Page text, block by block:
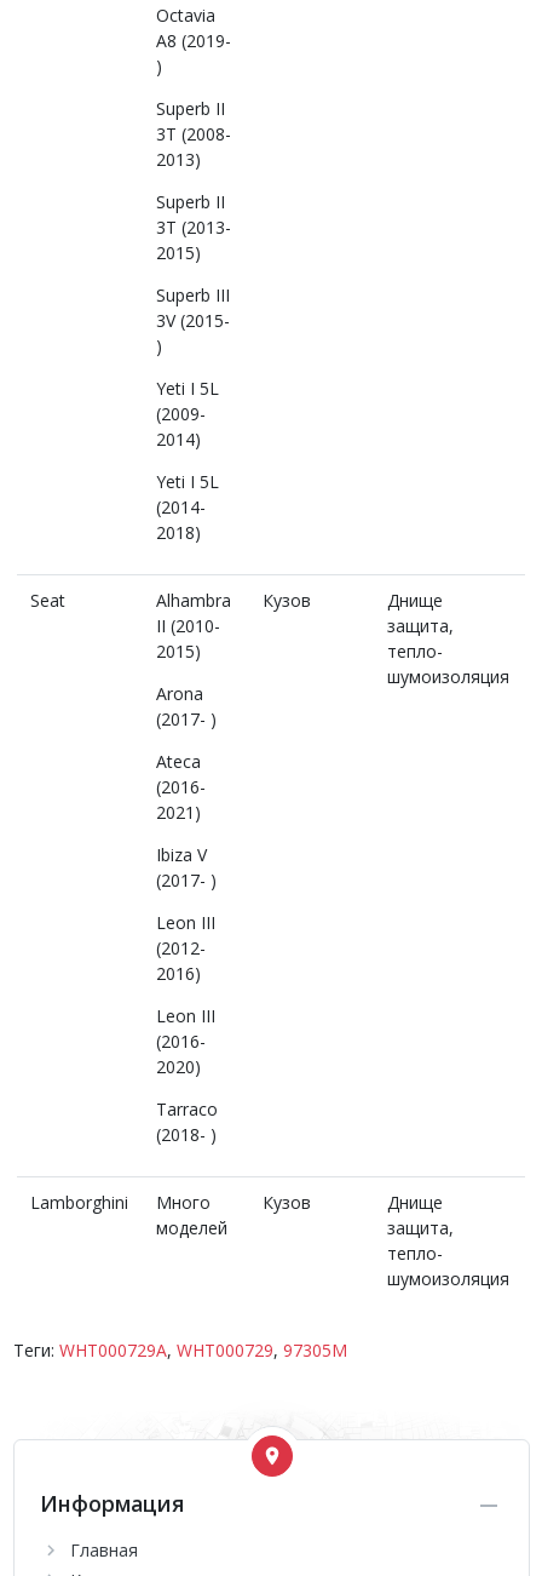
Octavia
A8 (2019-
)
Superb II
3T (2008-
2013)
Superb II
3T (2013-
2015)
Superb III
3V (2015-
)
Yeti I 5L
(2009-
2014)
Yeti I 5L
(2014-
2018)
Seat
Alhambra
II (2010-
2015)
Arona
(2017- )
Ateca
(2016-
2021)
Ibiza V
(2017- )
Leon III
(2012-
2016)
Leon III
(2016-
2020)
Tarraco
(2018- )
Кузов
Днище
защита,
тепло-
шумоизоляция
Lamborghini
Много
моделей
Кузов
Днище
защита,
тепло-
шумоизоляция
Теги: WHT000729A, WHT000729, 97305M
Информация
Главная